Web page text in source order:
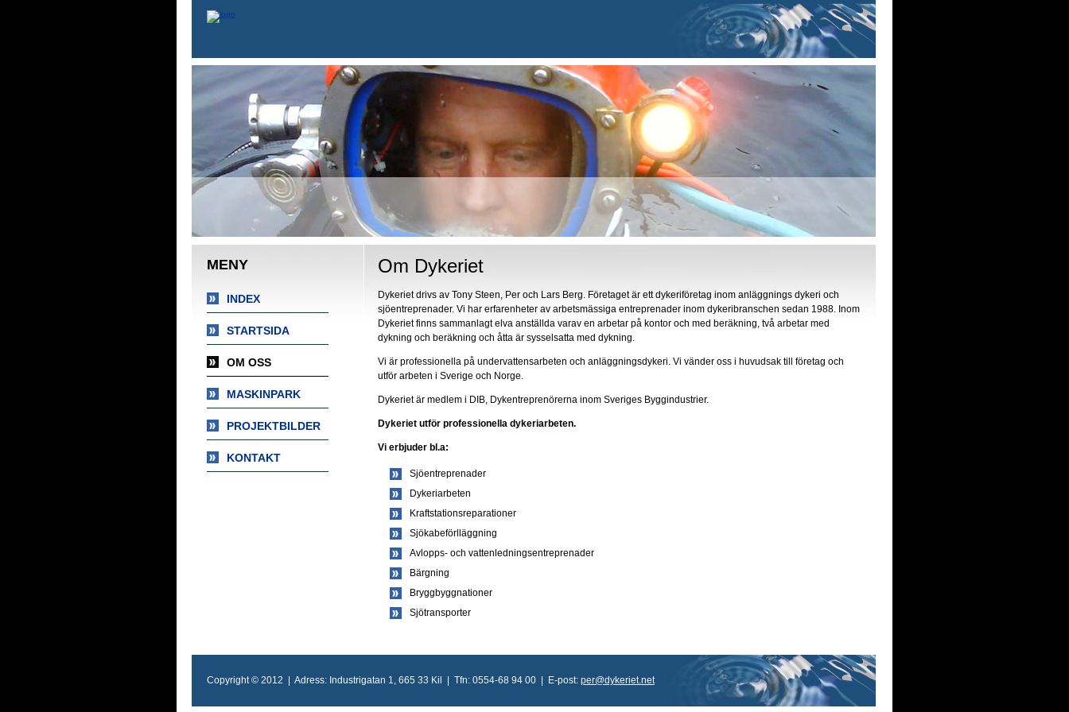
Om Dykeriet
Dykeriet drivs av Tony Steen, Per och Lars Berg. Företaget är ett dykeriföretag inom anläggnings dykeri och
sjöentreprenader. Vi har erfarenheter av arbetsmässiga entreprenader inom dykeribranschen sedan 1988. Inom
Dykeriet finns sammanlagt elva anställda varav en arbetar på kontor och med beräkning, två arbetar med
dykning och beräkning och åtta är sysselsatta med dykning.
Vi är professionella på undervattensarbeten och anläggningsdykeri. Vi vänder oss i huvudsak till företag och
utför arbeten i Sverige och Norge.
Dykeriet är medlem i DIB, Dykentreprenörerna inom Sveriges Byggindustrier.
Dykeriet utför professionella dykeriarbeten.
Vi erbjuder bl.a:
Sjöentreprenader
Dykeriarbeten
Kraftstationsreparationer
Sjökabeförlläggning
Avlopps- och vattenledningsentreprenader
Bärgning
Bryggbyggnationer
Sjötransporter
MENY
INDEX
STARTSIDA
OM OSS
MASKINPARK
PROJEKTBILDER
KONTAKT
Copyright © 2012 | Adress: Industrigatan 1, 665 33 Kil | Tfn: 0554-68 94 00 | E-post: per@dykeriet.net